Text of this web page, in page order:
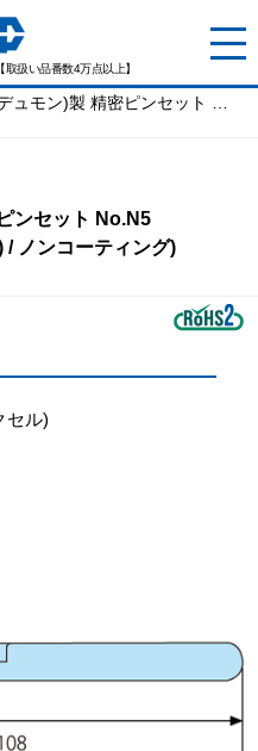
扱い品番数4万点以上】
ンセット No.N5
ノンコーティング)
セル)